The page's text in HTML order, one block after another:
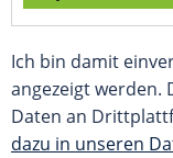
Ich bin damit
angezeigt werden.
Daten an
dazu in unseren